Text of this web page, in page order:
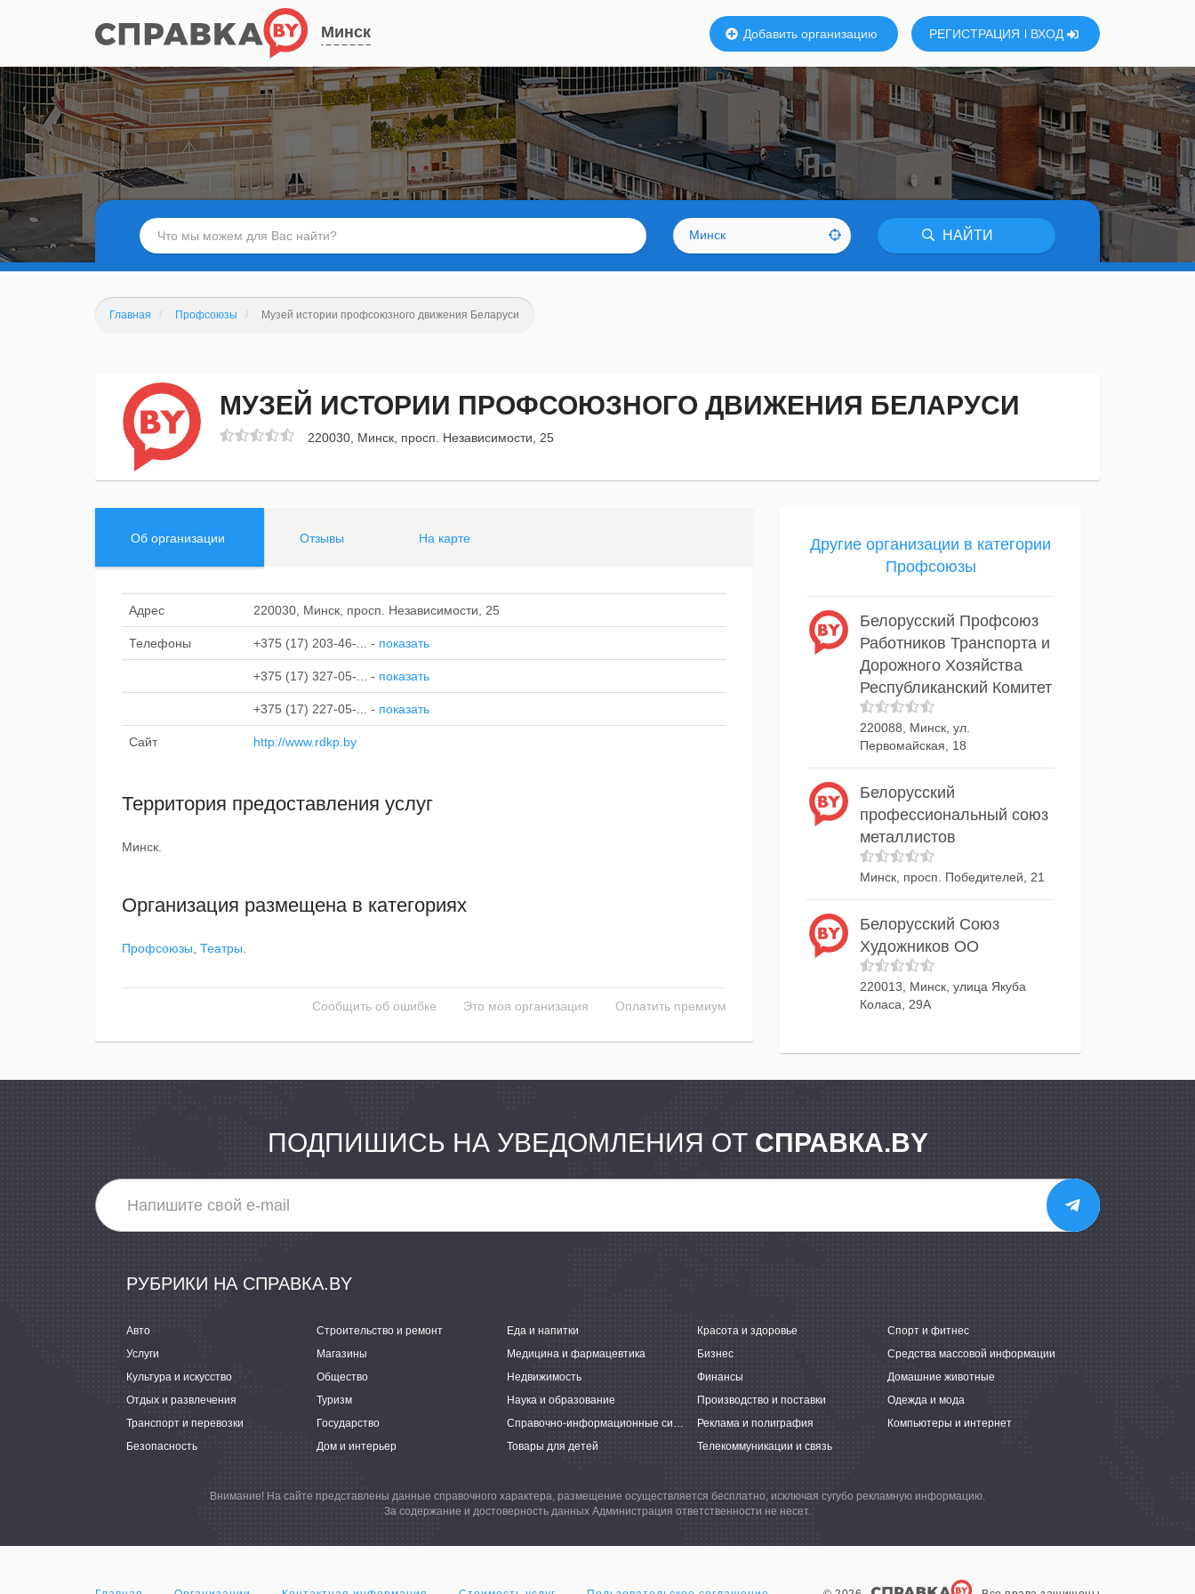
Минск Добавить организацию РЕГИСТРАЦИЯ ВХОД
Минск НАЙТИ
Главная Профсоюзы Музей истории профсоюзного движения Беларуси
МУЗЕЙ ИСТОРИИ ПРОФСОЮЗНОГО ДВИЖЕНИЯ БЕЛАРУСИ
220030, Минск, просп. Независимости, 25
Об организации Отзывы На карте
Адрес 220030, Минск, просп. Независимости, 25
Телефоны +375 (17) 203-46-... - показать
+375 (17) 327-05-... - показать
+375 (17) 227-05-... - показать
Сайт http://www.rdkp.by
Территория предоставления услуг
Минск.
Организация размещена в категориях
Профсоюзы Театры
Сообщить об ошибке Это моя организация Оплатить премиум
Другие организации в категории
Профсоюзы
Белорусский Профсоюз
Работников Транспорта и
Дорожного Хозяйства
Республиканский Комитет
220088, Минск, ул.
Первомайская, 18
Белорусский
профессиональный союз
металлистов
Минск, просп. Победителей, 21
Белорусский Союз
Художников ОО
220013, Минск, улица Якуба
Коласа, 29А
ПОДПИШИСЬ НА УВЕДОМЛЕНИЯ ОТ СПРАВКА.BY
РУБРИКИ НА СПРАВКА.BY
Авто Строительство и ремонт Еда и напитки Красота и здоровье
Спорт и фитнес
Услуги
Магазины Медицина и фармацевтика Бизнес
Средства массовой информации
Культура и искусство
Общество Недвижимость Финансы
Домашние животные
Отдых и развлечения
Туризм Наука и образование Производство и поставки
Одежда и мода
Транспорт и перевозки
Государство Справочно-информационные системы Реклама и полиграфия
Компьютеры и интернет
Безопасность
Дом и интерьер Товары для детей Телекоммуникации и связь
Внимание! На сайте представлены данные справочного характера, размещение осуществляется бесплатно, исключая сугубо рекламную информацию.
За содержание и достоверность данных Администрация ответственности не несет.